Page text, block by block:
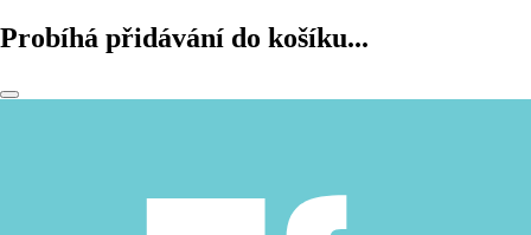
Probíhá přidávání do košíku...